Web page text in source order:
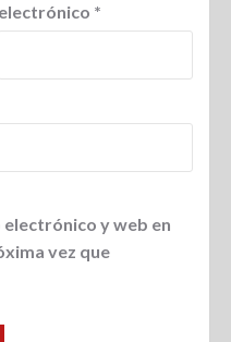
electrónico *
y web en
vez que